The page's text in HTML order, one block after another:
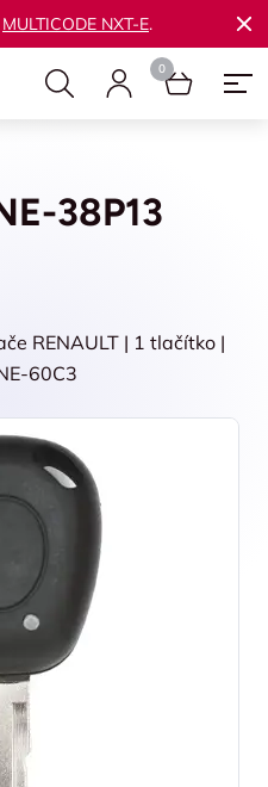
MULTICODE NXT-E.
38P13
RENAULT | 1 tlačítko |
60C3